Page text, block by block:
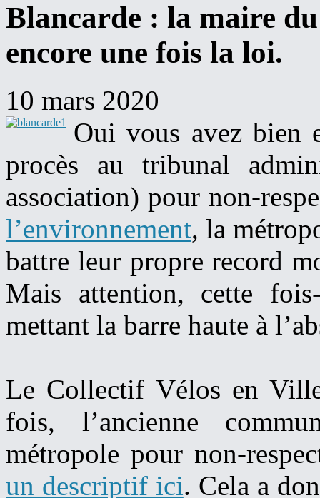
Blancarde : la maire
encore une fois la loi.
10 mars 2020
Oui vous avez bien
procès au tribunal
association) pour non-
l’environnement, la
battre leur propre record
Mais attention, cette
mettant la barre haute à
Le Collectif Vélos en
fois, l’ancienne
métropole pour non-
un descriptif ici. Cela a